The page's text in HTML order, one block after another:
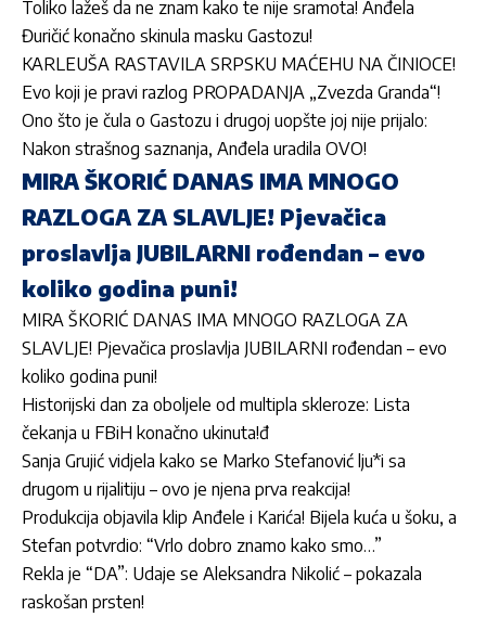
Toliko lažeš da ne znam kako te nije sramota! Anđela
Đuričić konačno skinula masku Gastozu!
KARLEUŠA RASTAVILA SRPSKU MAĆEHU NA ČINIOCE!
Evo koji je pravi razlog PROPADANJA „Zvezda Granda“!
Ono što je čula o Gastozu i drugoj uopšte joj nije prijalo:
Nakon strašnog saznanja, Anđela uradila OVO!
MIRA ŠKORIĆ DANAS IMA MNOGO
RAZLOGA ZA SLAVLJE! Pjevačica
proslavlja JUBILARNI rođendan – evo
koliko godina puni!
MIRA ŠKORIĆ DANAS IMA MNOGO RAZLOGA ZA
SLAVLJE! Pjevačica proslavlja JUBILARNI rođendan – evo
koliko godina puni!
Historijski dan za oboljele od multipla skleroze: Lista
čekanja u FBiH konačno ukinuta!đ
Sanja Grujić vidjela kako se Marko Stefanović lju*i sa
drugom u rijalitiju – ovo je njena prva reakcija!
Produkcija objavila klip Anđele i Karića! Bijela kuća u šoku, a
Stefan potvrdio: “Vrlo dobro znamo kako smo…”
Rekla je “DA”: Udaje se Aleksandra Nikolić – pokazala
raskošan prsten!